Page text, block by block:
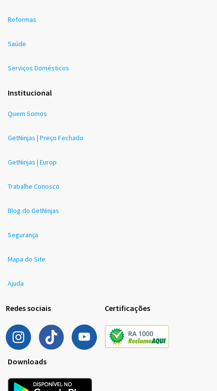
Reformas
Saúde
Serviços Domésticos
Institucional
Quem Somos
GetNinjas | Preço Fechado
GetNinjas | Europ
Trabalhe Conosco
Blog do GetNinjas
Segurança
Mapa do Site
Ajuda
Redes sociais Certificações
Downloads